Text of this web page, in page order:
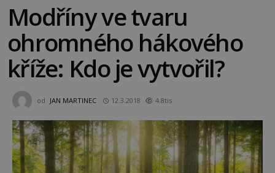
Modříny ve tvaru
ohromného hákového
kříže: Kdo je vytvořil?
od JAN MARTINEC 12.3.2018 4.8tis